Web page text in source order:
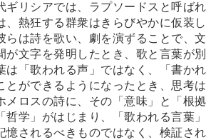
リシアでは、ラプソードスと呼ば
、熱狂する群衆はきらびやかに仮装
らは詩を歌い、劇を演ずることで、
文字を発明したとき、歌と言葉が別
「歌われる声」ではなく、「書か
とができるようになったとき、思考
メロスの詩に、その「意味」と「根
哲学」がはじまり、「歌われる言葉
憶されるべきものではなく、検証さ